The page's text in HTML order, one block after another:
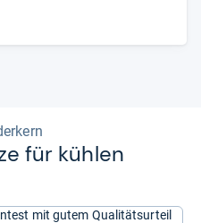
für küh­len
mit gutem Qualitätsurteil